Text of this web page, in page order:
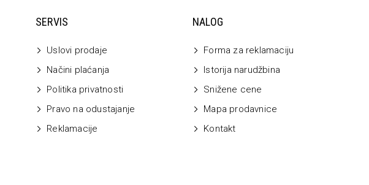
SERVIS
Uslovi prodaje
Načini plaćanja
Politika privatnosti
Pravo na odustajanje
Reklamacije
NALOG
Forma za reklamaciju
Istorija narudžbina
Snižene cene
Mapa prodavnice
Kontakt